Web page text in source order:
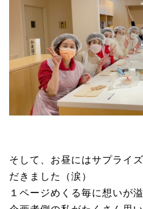
そして、お昼にはサプライ
だきました（涙）
１ページめくる毎に想いが